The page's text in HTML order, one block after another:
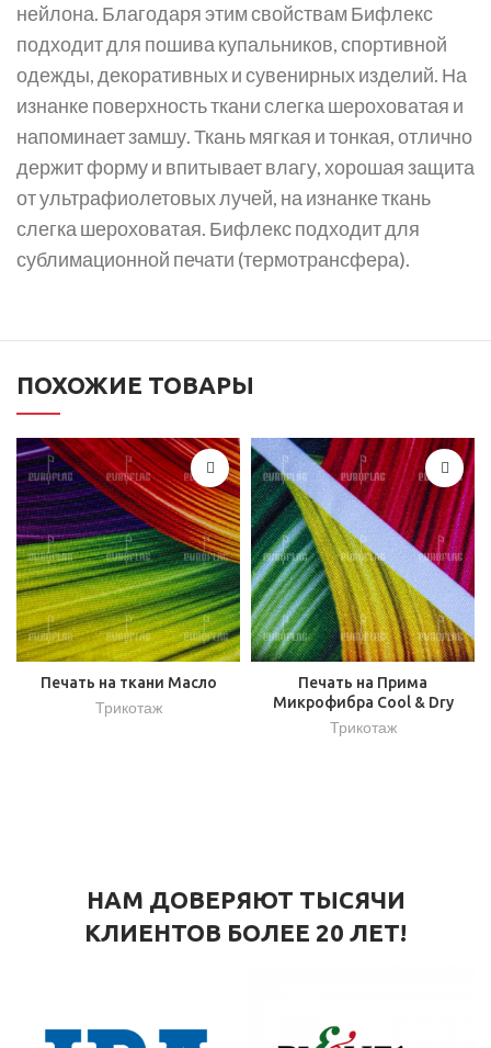
нейлона. Благодаря этим свойствам Бифлекс
подходит для пошива купальников, спортивной
одежды, декоративных и сувенирных изделий. На
изнанке поверхность ткани слегка шероховатая и
напоминает замшу. Ткань мягкая и тонкая, отлично
держит форму и впитывает влагу, хорошая защита
от ультрафиолетовых лучей, на изнанке ткань
слегка шероховатая. Бифлекс подходит для
сублимационной печати (термотрансфера).
ПОХОЖИЕ ТОВАРЫ
Печать на ткани Масло
Трикотаж
Печать на Прима
Микрофибра Cool & Dry
Трикотаж
НАМ ДОВЕРЯЮТ ТЫСЯЧИ
КЛИЕНТОВ БОЛЕЕ 20 ЛЕТ!